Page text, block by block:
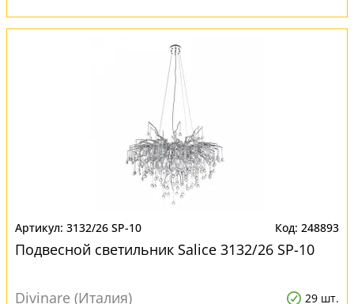
3132/26 SP-10 248893
Подвесной светильник Salice 3132/26 SP-10
Divinare (Италия) 29 шт.